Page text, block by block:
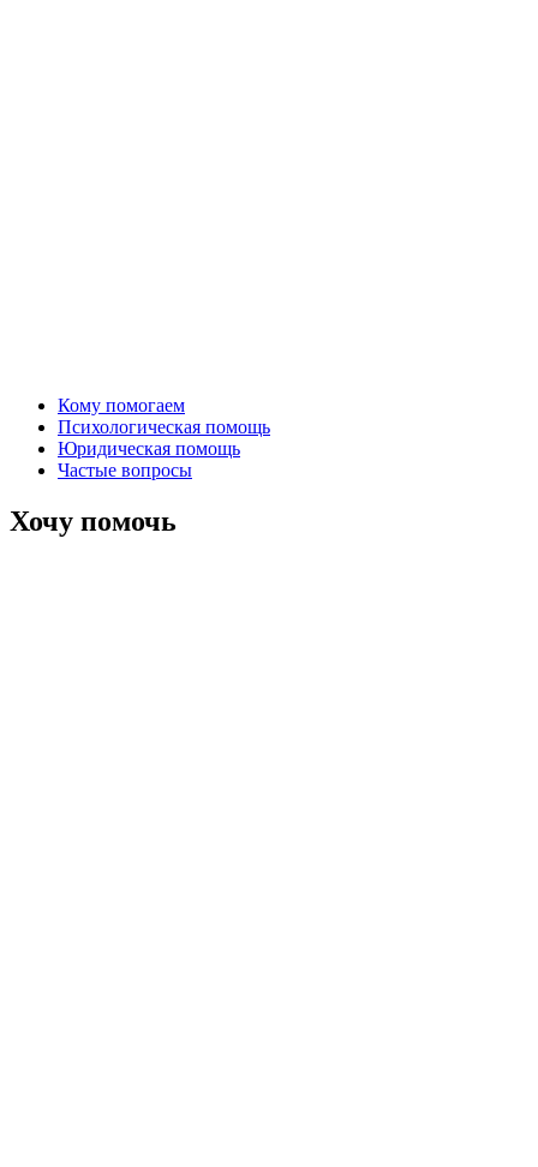
Кому помогаем
Психологическая помощь
Юридическая помощь
Частые вопросы
Хочу помочь